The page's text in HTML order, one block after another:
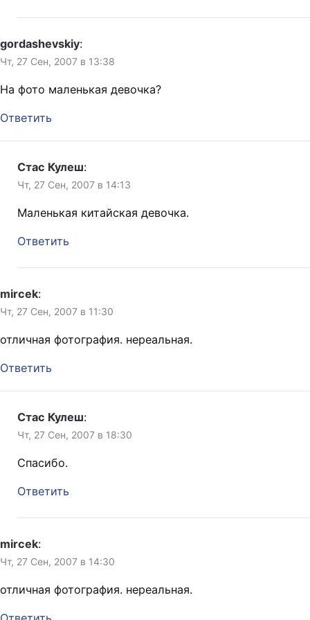
gordashevskiy:
Чт, 27 Сен, 2007 в 13:38
На фото маленькая девочка?
Ответить
Стас Кулеш:
Чт, 27 Сен, 2007 в 14:13
Маленькая китайская девочка.
Ответить
mircek:
Чт, 27 Сен, 2007 в 11:30
отличная фотография. нереальная.
Ответить
Стас Кулеш:
Чт, 27 Сен, 2007 в 18:30
Спасибо.
Ответить
mircek:
Чт, 27 Сен, 2007 в 14:30
отличная фотография. нереальная.